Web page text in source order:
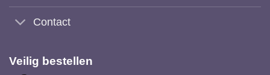
Contact
Veilig bestellen